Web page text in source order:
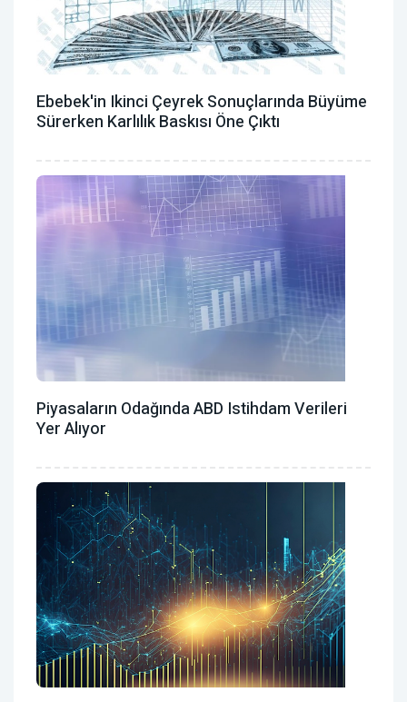
Ebebek'in Ikinci Çeyrek Sonuçlarında Büyüme
Sürerken Karlılık Baskısı Öne Çıktı
Piyasaların Odağında ABD Istihdam Verileri
Yer Alıyor